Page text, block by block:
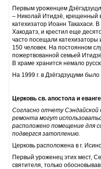
Первым уроженцем
– Николай Итидзё, крещенный
катехизатор Иоанн Такахаси.
Хакодатэ, и крестил еще
часто посещали катехизаторы
150 человек. На постоянном
пожертвованной семьей
В храме хранится немало
На 1999 г. в Дзёгэдзуцуми
Церковь св. апостола и
Согласно отчету Сэндайской
ремонта могут
расположено помещение для
подвергся затоплению.
Церковь расположена в г.
Первый уроженец этих мест,
святителя, только